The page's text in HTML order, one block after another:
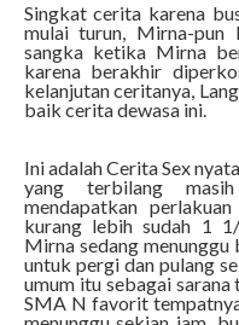
Singkat cerita karena
mulai turun, Mirna-pun
sangka ketika Mirna
karena berakhir
kelanjutan ceritanya,
baik cerita dewasa ini.
Ini adalah Cerita Sex
yang terbilang
mendapatkan
kurang lebih sudah 1
Mirna sedang
untuk pergi dan pulang
umum itu sebagai
SMA N favorit